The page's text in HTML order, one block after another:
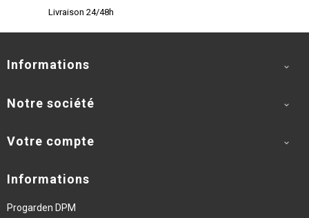
Livraison 24/48h
Informations 
Notre société 
Votre compte 
Informations
Progarden DPM